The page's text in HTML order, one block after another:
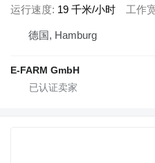
运行速度 19 千米/小时 工作
德国, Hamburg
E-FARM GmbH